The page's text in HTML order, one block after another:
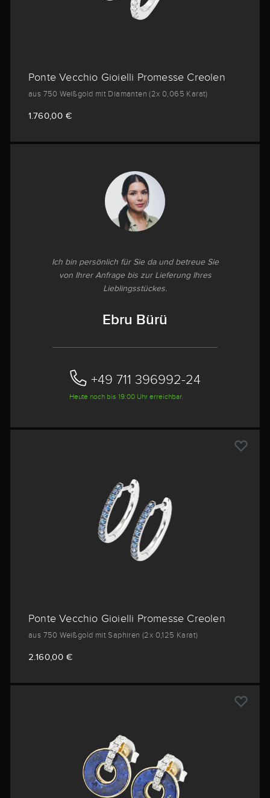
Ponte Vecchio Gioielli Promesse Creolen
aus 750 Weißgold mit Diamanten (2x 0,065 Karat)
1.760,00 €
Ich bin persönlich für Sie da und betreue Sie
von Ihrer Anfrage bis zur Lieferung Ihres
Lieblingsstückes.
Ebru Bürü
+49 711 396992-24‬
Heute noch bis 19:00 Uhr erreichbar.
Ponte Vecchio Gioielli Promesse Creolen
aus 750 Weißgold mit Saphiren (2x 0,125 Karat)
2.160,00 €